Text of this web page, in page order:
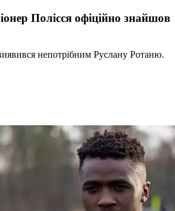
Полісся офіційно знайшов
непотрібним Руслану Ротаню.